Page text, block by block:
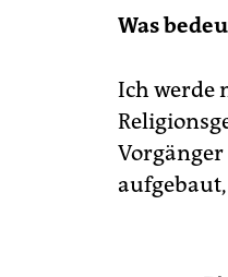
Was
Ich werde